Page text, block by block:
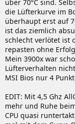
über 70°C sind.
die Lüfterkurve im
überhaupt erst auf
ist das ziemlich
schlecht verlötet ist
repasten ohne
Mein 3900x war
Lüfterverhalten
MSI Bios nur 4
EDIT: Mit 4,5 Ghz
mehr und Ruhe
CPU quasi